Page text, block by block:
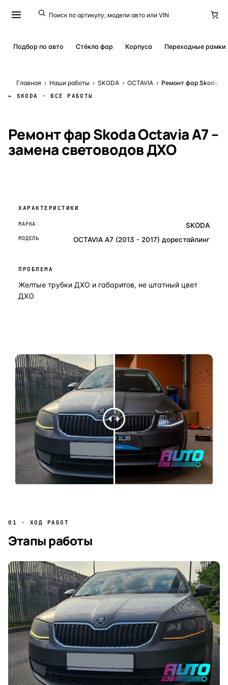
Подбор по авто Стёкла фар Корпуса Переходные рамки
Главная › Наши работы › SKODA › OCTAVIA › Ремонт фар Skoda
← SKODA · ВСЕ РАБОТЫ
Ремонт фар Skoda Octavia A7 –
замена световодов ДХО
ХАРАКТЕРИСТИКИ
МАРКА SKODA
МОДЕЛЬ OCTAVIA A7 (2013 - 2017) дорестайлинг
ПРОБЛЕМА
Желтые трубки ДХО и габаритов, не штатный цвет
ДХО
01 · ХОД РАБОТ
Этапы работы